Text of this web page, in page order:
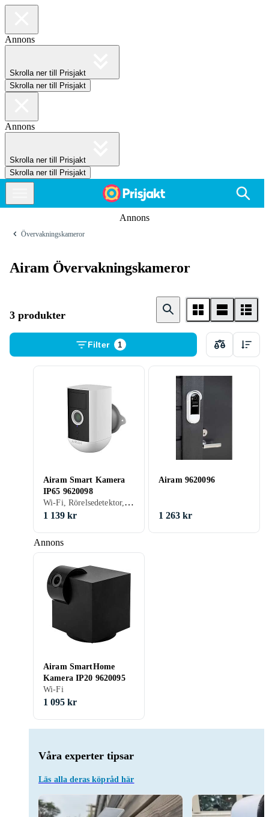
Annons
Skrolla ner till Prisjakt
Skrolla ner till Prisjakt
Annons
Skrolla ner till Prisjakt
Skrolla ner till Prisjakt
Annons
Övervakningskameror
Airam Övervakningskameror
3 produkter
Filter 1
Annons
Våra experter tipsar
Läs alla deras köpråd här
Airam Smart Kamera
IP65 9620098
Wi-Fi, Rörelsedetektor, Inbyggd mikrofon, ONVIF-stöd, Inspelning, Solenergi, Batteri
1 139 kr
Airam 9620096
1 263 kr
Airam SmartHome
Kamera IP20 9620095
Wi-Fi
1 095 kr